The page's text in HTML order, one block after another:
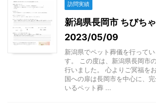
訪問実績
新潟県長岡市 ちびち
2023/05/09
新潟県でペット葬儀を行って
す。 この度は、新潟県長岡市
行いました。 心よりご冥福を
国への扉は長岡市を中心に、
いるペット葬 ...